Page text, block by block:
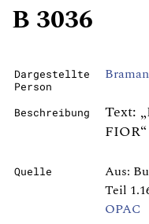
B 3036
Dargestellte
Person
Beschreibung
Text:
FIOR“
Quelle
Aus:
Teil
OPAC